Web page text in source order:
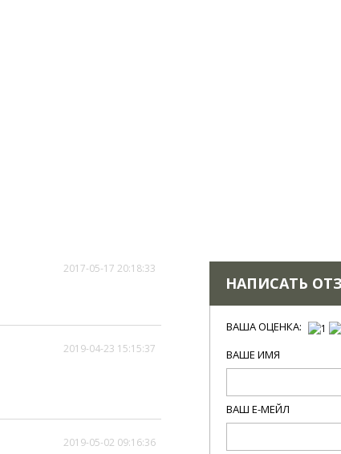
НАПИСАТЬ
ВАША ОЦЕНКА:
ВАШЕ ИМЯ
ВАШ Е-МЕЙЛ
2017-05-17 20:18:33
2019-04-23 15:15:37
2019-05-02 09:16:36